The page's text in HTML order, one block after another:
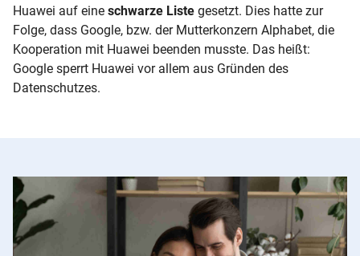
Huawei auf eine schwarze Liste gesetzt. Dies hatte zur
Folge, dass Google, bzw. der Mutterkonzern Alphabet, die
Kooperation mit Huawei beenden musste. Das heißt:
Google sperrt Huawei vor allem aus Gründen des
Datenschutzes.